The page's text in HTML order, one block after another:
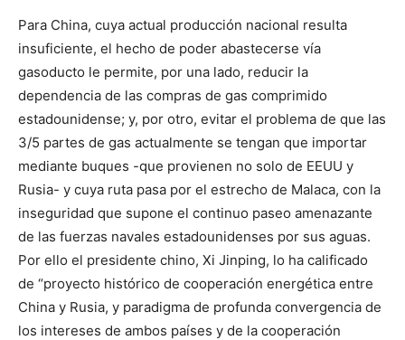
Para China, cuya actual producción nacional resulta
insuficiente, el hecho de poder abastecerse vía
gasoducto le permite, por una lado, reducir la
dependencia de las compras de gas comprimido
estadounidense; y, por otro, evitar el problema de que las
3/5 partes de gas actualmente se tengan que importar
mediante buques -que provienen no solo de EEUU y
Rusia- y cuya ruta pasa por el estrecho de Malaca, con la
inseguridad que supone el continuo paseo amenazante
de las fuerzas navales estadounidenses por sus aguas.
Por ello el presidente chino, Xi Jinping, lo ha calificado
de “proyecto histórico de cooperación energética entre
China y Rusia, y paradigma de profunda convergencia de
los intereses de ambos países y de la cooperación